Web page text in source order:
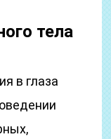
тела
в глаза